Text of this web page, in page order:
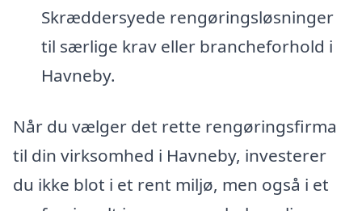
Skræddersyede rengøringsløsninger
til særlige krav eller brancheforhold i
Havneby.
Når du vælger det rette rengøringsfirma
til din virksomhed i Havneby, investerer
du ikke blot i et rent miljø, men også i et